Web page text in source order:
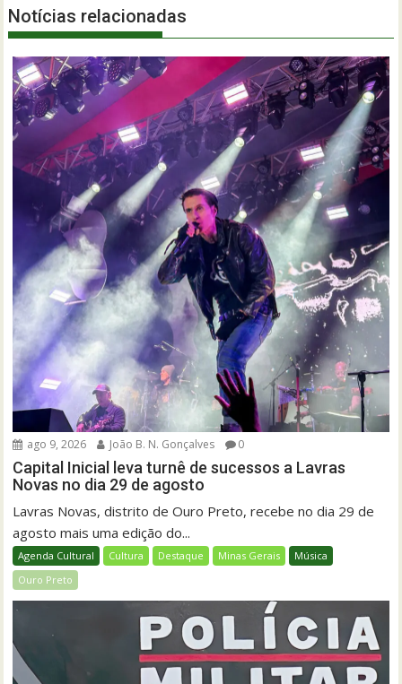
Notícias relacionadas
ago 9, 2026 João B. N. Gonçalves 0
Capital Inicial leva turnê de sucessos a Lavras
Novas no dia 29 de agosto
Lavras Novas, distrito de Ouro Preto, recebe no dia 29 de
agosto mais uma edição do...
Agenda Cultural Cultura Destaque Minas Gerais
Música
Ouro Preto